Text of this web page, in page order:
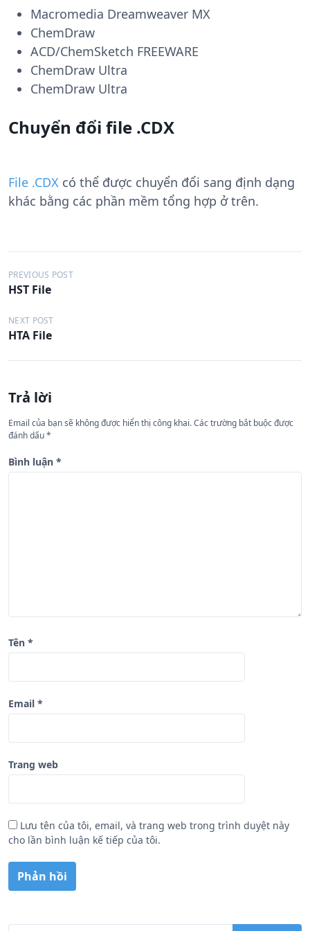
Macromedia Dreamweaver MX
ChemDraw
ACD/ChemSketch FREEWARE
ChemDraw Ultra
ChemDraw Ultra
Chuyển đổi file .CDX
File .CDX có thể được chuyển đổi sang định dạng
khác bằng các phần mềm tổng hợp ở trên.
Đ
i
ề
u
h
ớ
n
g
b
PREVIOUS POST
HST File
NEXT POST
HTA File
Trả lời
Email của bạn sẽ không được hiển thị công khai.Các trường bắt buộc được
đánh dấu*
Bình luận *
Tên *
Email *
Trang web
Lưu tên của tôi, email, và trang web trong trình duyệt này
cho lần bình luận kế tiếp của tôi.